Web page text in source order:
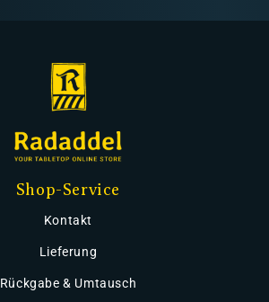
Shop-Service
Kontakt
Lieferung
Rückgabe & Umtausch